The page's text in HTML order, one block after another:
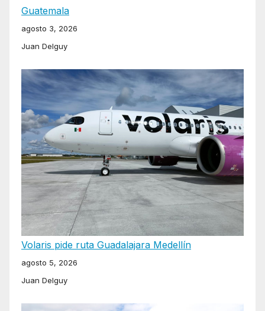
Guatemala
agosto 3, 2026
Juan Delguy
Volaris pide ruta Guadalajara Medellín
agosto 5, 2026
Juan Delguy